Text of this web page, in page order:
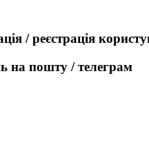
/ реєстрація
на пошту / телеграм